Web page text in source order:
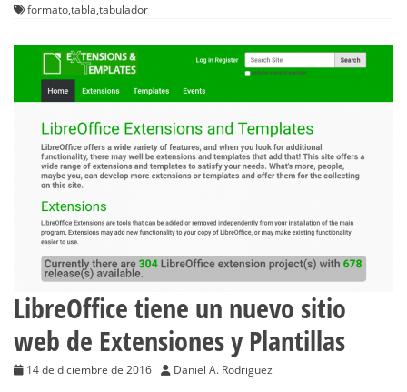
formato,tabla,tabulador
LibreOffice tiene un nuevo sitio
web de Extensiones y Plantillas
14 de diciembre de 2016 Daniel A. Rodriguez